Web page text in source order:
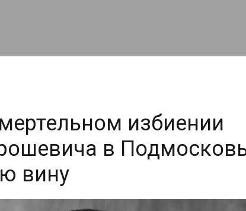
избиении
в
вину